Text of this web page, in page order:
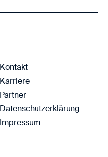
Kontakt
Karriere
Partner
Datenschutzerklärung
Impressum